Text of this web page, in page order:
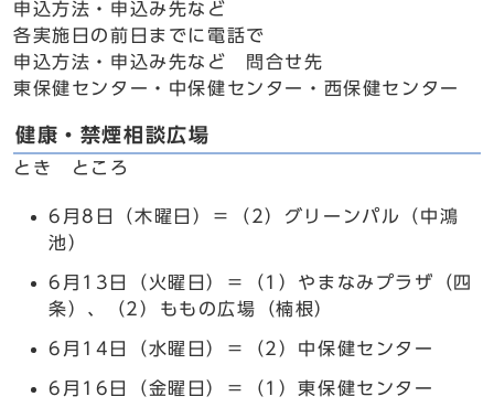
申込方法・申込み先など
各実施日の前日までに電話で
申込方法・申込み先など 問合せ先
東保健センター・中保健センター・西保健センター
健康・禁煙相談広場
とき ところ
6月8日（木曜日）＝（2）グリーンパル（中鴻
池）
6月13日（火曜日）＝（1）やまなみプラザ（四
条）、（2）ももの広場（楠根）
6月14日（水曜日）＝（2）中保健センター
6月16日（金曜日）＝（1）東保健センター